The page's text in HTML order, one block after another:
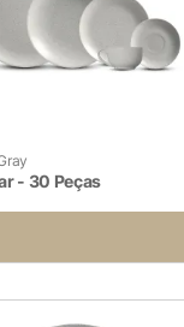
- 30 Peças